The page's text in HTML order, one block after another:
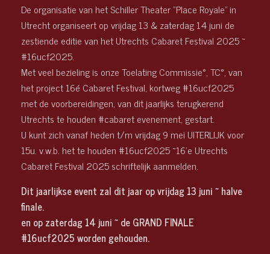
De organisatie van het Schiller Theater “Place Royale” in
Utrecht organiseert op vrijdag 13 & zaterdag 14 juni de
zestiende editie van het Utrechts Cabaret Festival 2025 ~
#16ucf2025.
Met veel bezieling is onze Toelating Commissie°, TC°, van
het project 16é Cabaret Festival, kortweg #16ucf2025
met de voorbereidingen, van dit jaarlijks terugkerend
Utrechts te houden #cabaret evenement, gestart.
U kunt zich vanaf heden t/m vrijdag 9 mei UITERLIJK voor
15u. v.w.b. het te houden #16ucf2025 ~16’e Utrechts
Cabaret Festival 2025 schriftelijk aanmelden.
Dit jaarlijkse event zal dit jaar op vrijdag 13 juni ~ halve
finale.
en op zaterdag 14 juni ~ de GRAND FINALE
#16ucf2025 worden gehouden.